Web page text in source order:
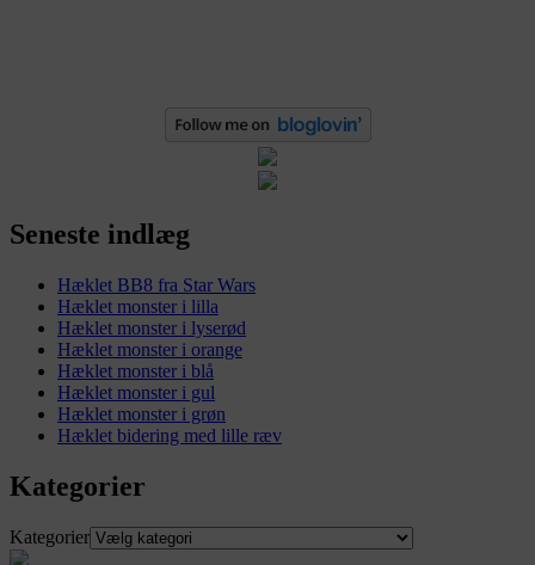
Seneste indlæg
Hæklet BB8 fra Star Wars
Hæklet monster i lilla
Hæklet monster i lyserød
Hæklet monster i orange
Hæklet monster i blå
Hæklet monster i gul
Hæklet monster i grøn
Hæklet bidering med lille ræv
Kategorier
Kategorier